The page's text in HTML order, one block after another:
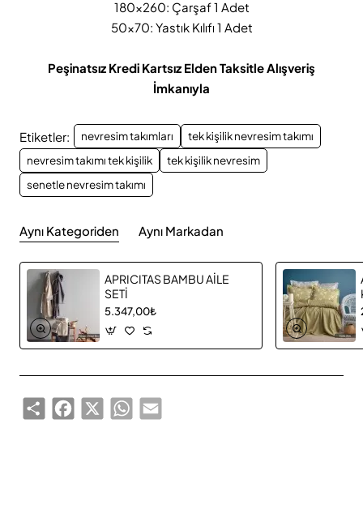
180x260: Çarşaf 1 Adet
50x70: Yastık Kılıfı 1 Adet
Peşinatsız Kredi Kartsız Elden Taksitle Alışveriş
İmkanıyla
Etiketler: nevresim takımları
tek kişilik nevresim takımı
nevresim takımı tek kişilik
tek kişilik nevresim
senetle nevresim takımı
Aynı Kategoriden Aynı Markadan
APRICITAS BAMBU AİLE
SETİ
5.347,00₺
ShareFacebook
X WhatsApp
Email